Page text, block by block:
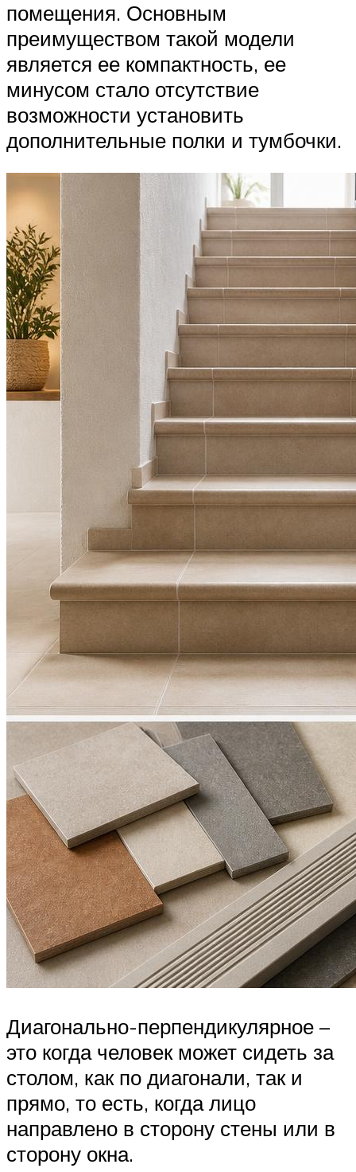
помещения. Основным
преимуществом такой модели
является ее компактность, ее
минусом стало отсутствие
возможности установить
дополнительные полки и тумбочки.
Диагонально-перпендикулярное –
это когда человек может сидеть за
столом, как по диагонали, так и
прямо, то есть, когда лицо
направлено в сторону стены или в
сторону окна.